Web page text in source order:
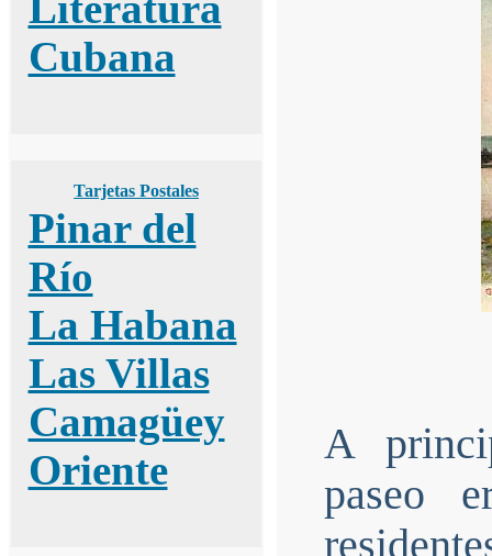
Cubana
Tarjetas Postales
Pinar del
Río
La Habana
Las Villas
Camagüey
Oriente
A
paseo